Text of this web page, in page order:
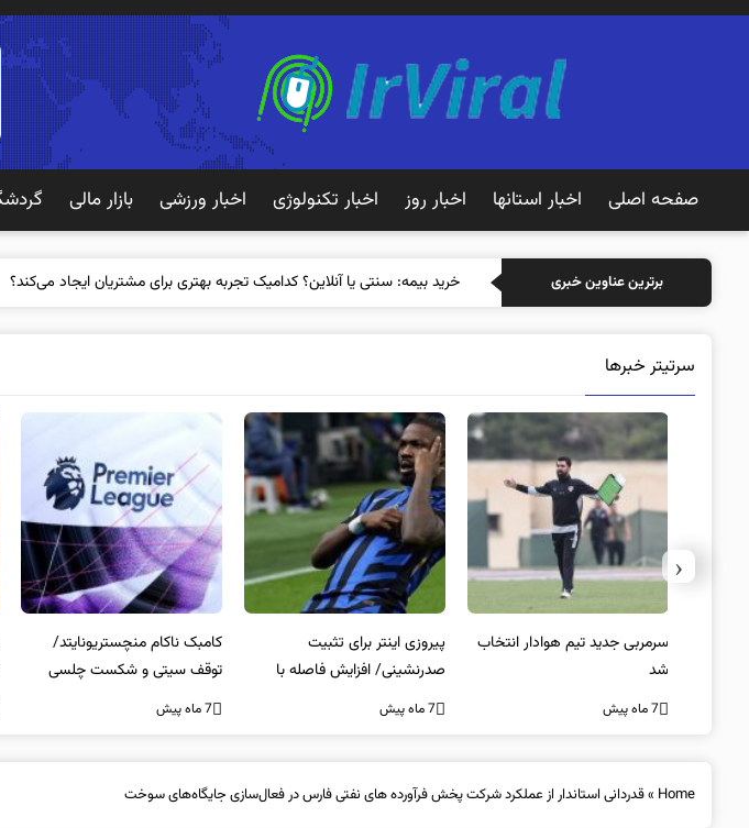
صفحه اصلی اخبار استانها اخبار روز اخبار تکنولوژی اخبار ورزشی بازار مالی
برترین عناوین خبری خرید
سرتیتر خبرها
سرمربی جدید تیم هوادار انتخاب
شد
7 ماه پیش
پیروزی اینتر برای تثبیت
صدرنشینی/ افزایش فاصله با
ناپولی
7 ماه پیش
کامبک ناکام منچستریونایتد/
توقف سیتی و شکست چلسی
7 ماه پیش
‹
Home
»قدردانی استاندار از عملکرد شرکت پخش فرآورده های نفتی فارس در فعال‌سازی جایگاه‌های سوخت